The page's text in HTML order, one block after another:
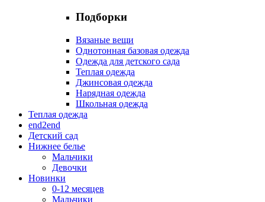
Подборки
Вязаные вещи
Однотонная базовая одежда
Одежда для детского сада
Теплая одежда
Джинсовая одежда
Нарядная одежда
Школьная одежда
Теплая одежда
end2end
Детский сад
Нижнее белье
Мальчики
Девочки
Новинки
0-12 месяцев
Мальчики